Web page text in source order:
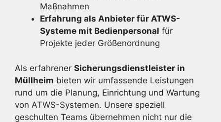
Maßnahmen
Erfahrung als Anbieter für ATWS-
Systeme mit Bedienpersonal für
Projekte jeder Größenordnung
Als erfahrener Sicherungsdienstleister in
Müllheim bieten wir umfassende Leistungen
rund um die Planung, Einrichtung und Wartung
von ATWS-Systemen. Unsere speziell
geschulten Teams übernehmen nicht nur die